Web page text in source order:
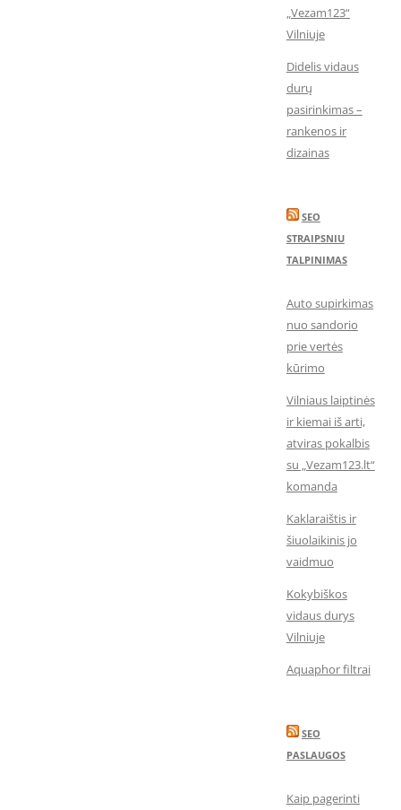
„Vezam123“
Vilniuje
Didelis vidaus
durų
pasirinkimas –
rankenos ir
dizainas
SEO
STRAIPSNIU
TALPINIMAS
Auto supirkimas
nuo sandorio
prie vertės
kūrimo
Vilniaus laiptinės
ir kiemai iš arti,
atviras pokalbis
su „Vezam123.lt“
komanda
Kaklaraištis ir
šiuolaikinis jo
vaidmuo
Kokybiškos
vidaus durys
Vilniuje
Aquaphor filtrai
SEO
PASLAUGOS
Kaip pagerinti